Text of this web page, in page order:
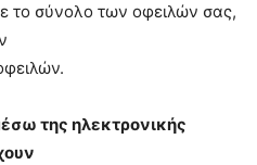
το σύνολο των οφειλών σας,
της ηλεκτρονικής